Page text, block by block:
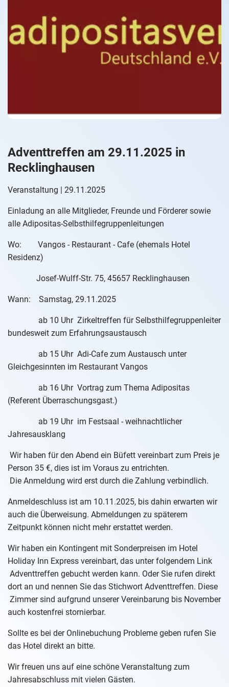
Adventtreffen am 29.11.2025 in
Recklinghausen
Veranstaltung | 29.11.2025
Einladung an alle Mitglieder, Freunde und Förderer sowie
alle Adipositas-Selbsthilfegruppenleitungen
Wo: Vangos - Restaurant - Cafe (ehemals Hotel
Residenz)
Josef-Wulff-Str. 75, 45657 Recklinghausen
Wann: Samstag, 29.11.2025
ab 10 Uhr Zirkeltreffen für Selbsthilfegruppenleiter
bundesweit zum Erfahrungsaustausch
ab 15 Uhr Adi-Cafe zum Austausch unter
Gleichgesinnten im Restaurant Vangos
ab 16 Uhr Vortrag zum Thema Adipositas
(Referent Überraschungsgast.)
ab 19 Uhr im Festsaal - weihnachtlicher
Jahresausklang
Wir haben für den Abend ein Büfett vereinbart zum Preis je
Person 35 €, dies ist im Voraus zu entrichten.
Die Anmeldung wird erst durch die Zahlung verbindlich.
Anmeldeschluss ist am 10.11.2025, bis dahin erwarten wir
auch die Überweisung. Abmeldungen zu späterem
Zeitpunkt können nicht mehr erstattet werden.
Wir haben ein Kontingent mit Sonderpreisen im Hotel
Holiday Inn Express vereinbart, das unter folgendem Link
Adventtreffen gebucht werden kann. Oder Sie rufen direkt
dort an und nennen Sie das Stichwort Adventtreffen. Diese
Zimmer sind aufgrund unserer Vereinbarung bis November
auch kostenfrei stornierbar.
Sollte es bei der Onlinebuchung Probleme geben rufen Sie
das Hotel direkt an bitte.
Wir freuen uns auf eine schöne Veranstaltung zum
Jahresabschluss mit vielen Gästen.